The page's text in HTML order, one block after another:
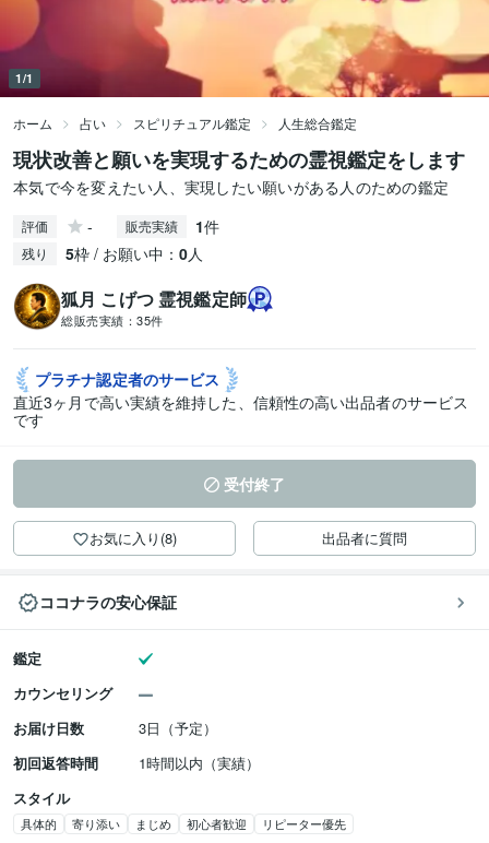
1/1
ホーム 占い スピリチュアル鑑定 人生総合鑑定
現状改善と願いを実現するための霊視鑑定をします
本気で今を変えたい人、実現したい願いがある人のための鑑定
評価 - 販売実績 1件
残り 5枠 / お願い中： 0人
狐月 こげつ 霊視鑑定師
総販売実績： 35件
プラチナ認定者のサービス
直近3ヶ月で高い実績を維持した、信頼性の高い出品者のサービス
です
受付終了
お気に入り(8) 出品者に質問
ココナラの安心保証
鑑定
カウンセリング
お届け日数
3日（予定）
初回返答時間
1時間以内（実績）
スタイル
具体的 寄り添い まじめ 初心者歓迎 リピーター優先